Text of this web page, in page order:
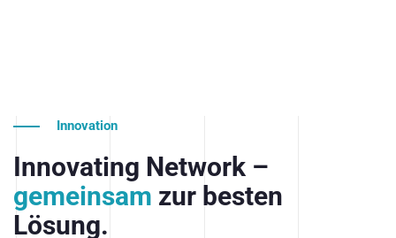
Innovation
Innovating Network –
gemeinsam zur besten
Lösung.